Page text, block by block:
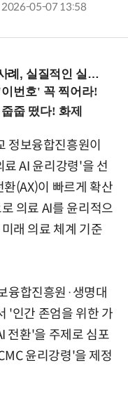
2026-05-07 13:58
략을 공유 (9/18 양재역)
정보융합진흥원이
AI 윤리강령'을 선
(AX)이 빠르게 확산
의료 AI를 윤리적으
래 의료 체계 기준
융합진흥원·생명대
'인간 존엄을 위한 가
전환'을 주제로 심포
윤리강령'을 제정